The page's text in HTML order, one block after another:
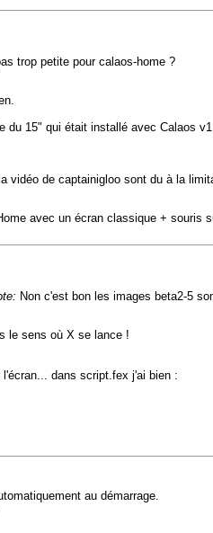
trop petite pour calaos-home ?
du 15" qui était installé avec Calaos
vidéo de captainigloo sont du à la
avec un écran classique +
Non c'est bon les images beta2-5
le sens où X se lance !
dans script.fex j'ai bien :
au démarrage.